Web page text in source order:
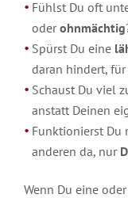
Online-
Events
Roberts
Brief
Einleitung
2025
2024
2023
2022
Podcast
von
Robert
Betz
Geistige
Welt
Für
Robert
Fühlst Du oft
oderohnmächtig
Spürst Du eine
daran hindert,
Schaust Du viel
anstatt Deinen
Funktionierst Du
anderen da, nur
Wenn Du eine